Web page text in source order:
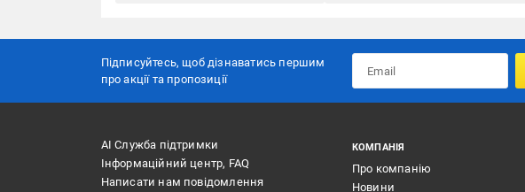
Підписуйтесь, щоб дізнаватись першим
про акції та пропозиції
АІ Служба підтримки
Інформаційний центр, FAQ
Написати нам повідомлення
КОМПАНІЯ
Про компанію
Новини